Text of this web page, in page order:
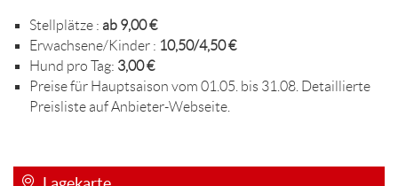
Stellplätze : ab 9,00 €
Erwachsene/Kinder : 10,50/4,50 €
Hund pro Tag: 3,00 €
Preise für Hauptsaison vom 01.05. bis 31.08. Detaillierte
Preisliste auf Anbieter-Webseite.